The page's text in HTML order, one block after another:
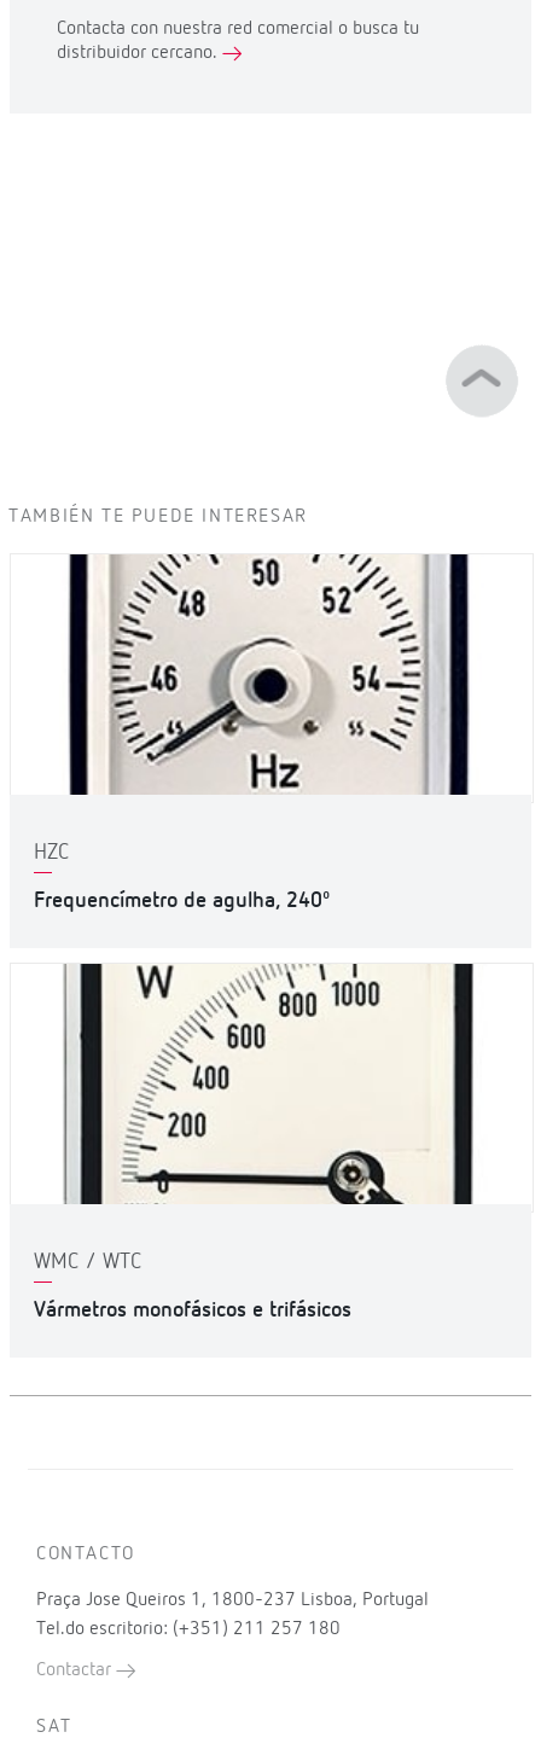
Contacta con nuestra red comercial o busca tu
distribuidor cercano.
TAMBIÉN TE PUEDE INTERESAR
HZC
Frequencímetro de agulha, 240º
WMC / WTC
Vármetros monofásicos e trifásicos
CONTACTO
Praça Jose Queiros 1, 1800-237 Lisboa, Portugal
Tel.do escritorio: (+351) 211 257 180
Contactar
SAT